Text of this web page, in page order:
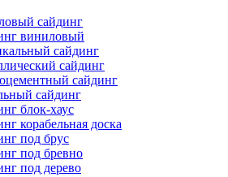
сайдинг
виниловый
сайдинг
сайдинг
сайдинг
сайдинг
блок-хаус
корабельная доска
под брус
под бревно
под дерево